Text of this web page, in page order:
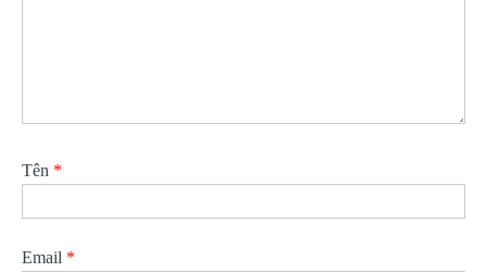
Tên *
Email *